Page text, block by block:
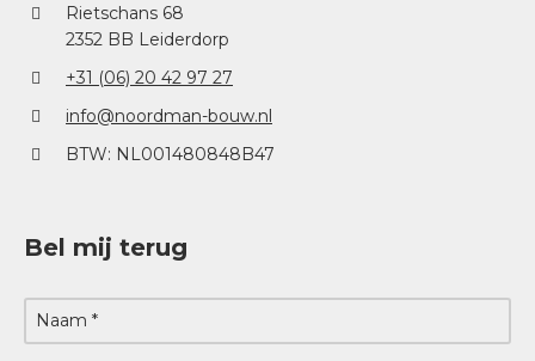
Rietschans 68
2352 BB Leiderdorp
+31 (06) 20 42 97 27
info@noordman-bouw.nl
BTW: NL001480848B47
Bel mij terug